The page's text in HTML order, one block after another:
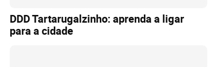
DDD Tartarugalzinho: aprenda a ligar
para a cidade